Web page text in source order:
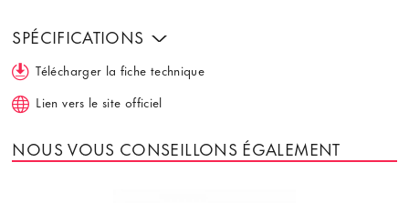
SPÉCIFICATIONS
Télécharger la fiche technique
Lien vers le site officiel
NOUS VOUS CONSEILLONS ÉGALEMENT